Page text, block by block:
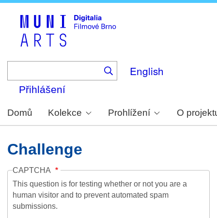
English
Přihlášení
Domů Kolekce Prohlížení O
Challenge
CAPTCHA
This question is for testing whether or not you are a
human visitor and to prevent automated spam
submissions.